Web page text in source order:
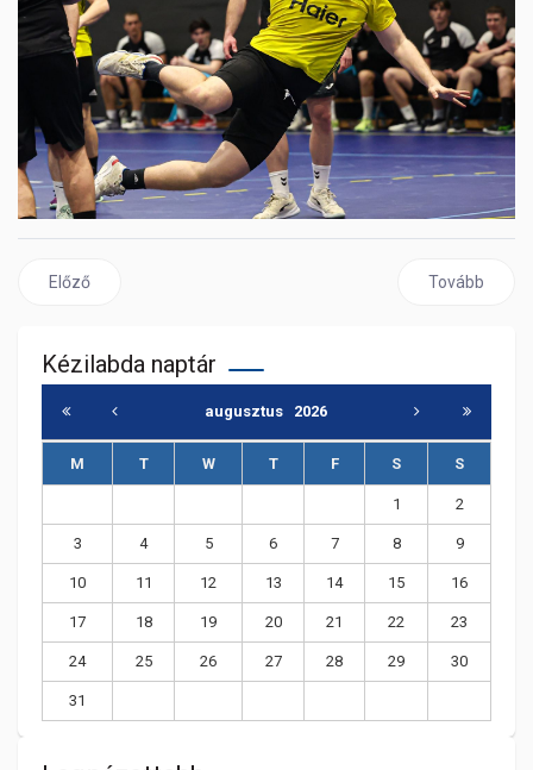
Előző cikk: Nemzetközi utánpótlás tornán vettek részt U12-es
Előző Következő
Tovább
Kézilabda naptár
augusztus 2026
M T W T F S S
1 2
3 4 5 6 7 8 9
10 11 12 13 14 15 16
17 18 19 20 21 22 23
24 25 26 27 28 29 30
31